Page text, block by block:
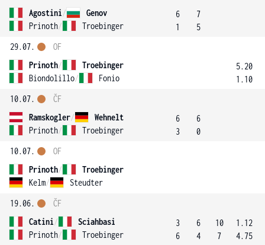
Agostini/
Genov
Prinoth/ Troebinger
6
1
7
5
29.07.
Prinoth/
Troebinger
Biondolillo/ Fonio
OF
5.20
1.10
10.07.
Ramskogler/
Wehnelt
Prinoth/ Troebinger
ČF
6
3
6
0
10.07.
Prinoth/
Troebinger
Kelm/ Steudter
OF
19.06.
Catini/
Sciahbasi
Prinoth/ Troebinger
ČF
3
6
6
4
10
7
1.12
4.75